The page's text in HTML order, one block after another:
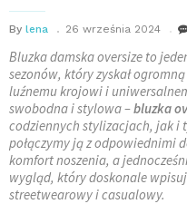
By lena 26 września 2024
Bluzka damska oversize to
sezonów, który zyskał
luźnemu krojowi i
swobodna i stylowa –bluzka
codziennych stylizacjach, jak i
połączymy ją z odpowiednimi
komfort noszenia, a
wygląd, który doskonale
streetwearowy i casualowy.